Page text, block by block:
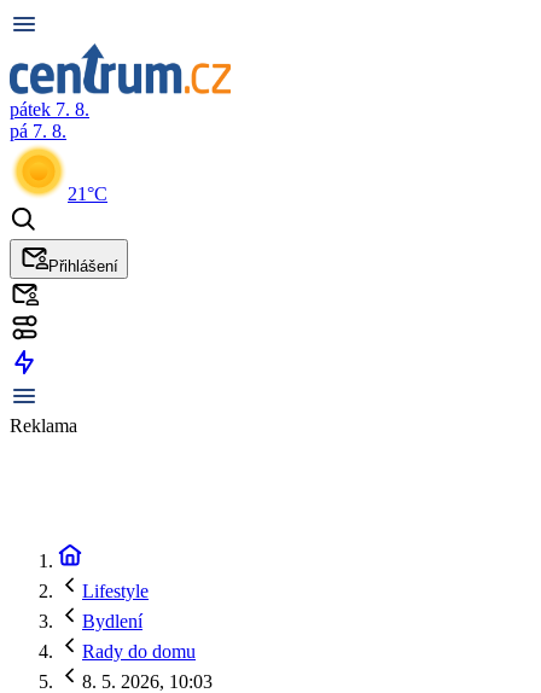
pátek 7. 8.
pá 7. 8.
21°C
Přihlášení
Reklama
Lifestyle
Bydlení
Rady do domu
8. 5. 2026, 10:03